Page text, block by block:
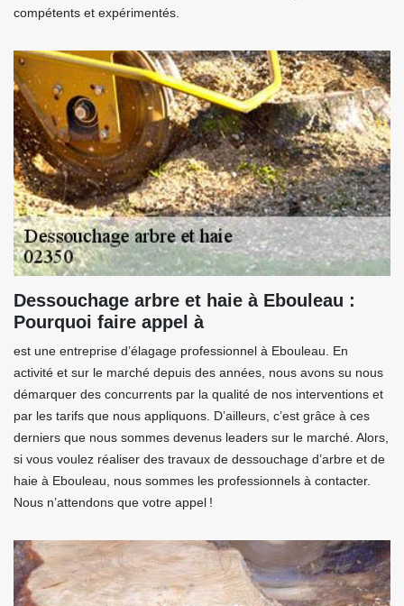
compétents et expérimentés.
Dessouchage arbre et haie à Ebouleau :
Pourquoi faire appel à
est une entreprise d’élagage professionnel à Ebouleau. En
activité et sur le marché depuis des années, nous avons su nous
démarquer des concurrents par la qualité de nos interventions et
par les tarifs que nous appliquons. D’ailleurs, c’est grâce à ces
derniers que nous sommes devenus leaders sur le marché. Alors,
si vous voulez réaliser des travaux de dessouchage d’arbre et de
haie à Ebouleau, nous sommes les professionnels à contacter.
Nous n’attendons que votre appel !